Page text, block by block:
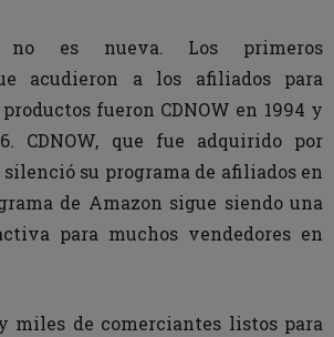
no es nueva. Los primeros
acudieron a los afiliados para
fueron CDNOW en 1994 y
CDNOW, que fue adquirido por
silenció su programa de afiliados en
de Amazon sigue siendo una
para muchos vendedores en
miles de comerciantes listos para